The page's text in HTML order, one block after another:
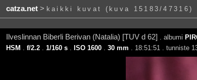
catza.net> kaikki kuvat (kuva 15183/47316)
Ilveslinnan Biberli Berivan (Natalia) [TUV d 62]
. albumi
HSM
f/2.2. 1/160 s. ISO 1600. 30 mm . 18:51:51 . tunniste